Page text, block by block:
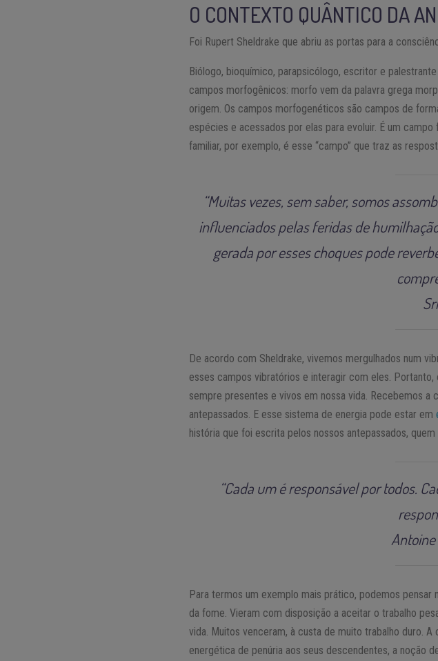
O CONTEXTO QUÂNTICO DA
Foi Rupert Sheldrake que abriu as portas para a
Biólogo, bioquímico, parapsicólogo, escritor e
campos morfogênicos: morfo vem da palavra grega
origem. Os campos morfogenéticos são campos de
espécies e acessados por elas para evoluir. É um
familiar, por exemplo, é esse “campo” que traz as
“Muitas vezes, sem saber, somos
influenciados pelas feridas de
gerada por esses choques pode
De acordo com Sheldrake, vivemos mergulhados num
esses campos vibratórios e interagir com eles.
sempre presentes e vivos em nossa vida. Recebemos
antepassados. E esse sistema de energia pode estar em
história que foi escrita pelos nossos antepassados,
“Cada um é responsável por todos.
Para termos um exemplo mais prático, podemos pensar
da fome. Vieram com disposição a aceitar o trabalho
vida. Muitos venceram, à custa de muito trabalho duro.
energética de penúria aos seus descendentes, a noção